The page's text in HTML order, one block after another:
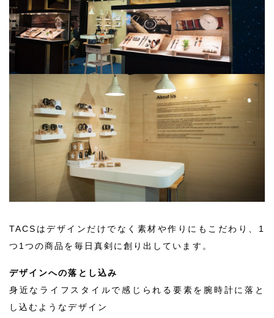
TACSはデザインだけでなく素材や作りにもこだわり、1
つ1つの商品を毎日真剣に創り出しています。
デザインへの落とし込み
身近なライフスタイルで感じられる要素を腕時計に落と
し込むようなデザイン